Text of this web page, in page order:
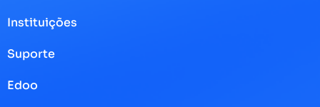
Instituições
Suporte
Edoo